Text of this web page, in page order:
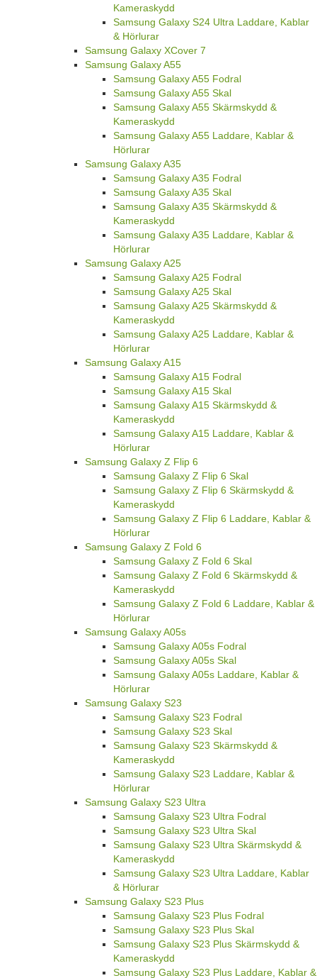
Kameraskydd
Samsung Galaxy S24 Ultra Laddare, Kablar
& Hörlurar
Samsung Galaxy XCover 7
Samsung Galaxy A55
Samsung Galaxy A55 Fodral
Samsung Galaxy A55 Skal
Samsung Galaxy A55 Skärmskydd &
Kameraskydd
Samsung Galaxy A55 Laddare, Kablar &
Hörlurar
Samsung Galaxy A35
Samsung Galaxy A35 Fodral
Samsung Galaxy A35 Skal
Samsung Galaxy A35 Skärmskydd &
Kameraskydd
Samsung Galaxy A35 Laddare, Kablar &
Hörlurar
Samsung Galaxy A25
Samsung Galaxy A25 Fodral
Samsung Galaxy A25 Skal
Samsung Galaxy A25 Skärmskydd &
Kameraskydd
Samsung Galaxy A25 Laddare, Kablar &
Hörlurar
Samsung Galaxy A15
Samsung Galaxy A15 Fodral
Samsung Galaxy A15 Skal
Samsung Galaxy A15 Skärmskydd &
Kameraskydd
Samsung Galaxy A15 Laddare, Kablar &
Hörlurar
Samsung Galaxy Z Flip 6
Samsung Galaxy Z Flip 6 Skal
Samsung Galaxy Z Flip 6 Skärmskydd &
Kameraskydd
Samsung Galaxy Z Flip 6 Laddare, Kablar &
Hörlurar
Samsung Galaxy Z Fold 6
Samsung Galaxy Z Fold 6 Skal
Samsung Galaxy Z Fold 6 Skärmskydd &
Kameraskydd
Samsung Galaxy Z Fold 6 Laddare, Kablar &
Hörlurar
Samsung Galaxy A05s
Samsung Galaxy A05s Fodral
Samsung Galaxy A05s Skal
Samsung Galaxy A05s Laddare, Kablar &
Hörlurar
Samsung Galaxy S23
Samsung Galaxy S23 Fodral
Samsung Galaxy S23 Skal
Samsung Galaxy S23 Skärmskydd &
Kameraskydd
Samsung Galaxy S23 Laddare, Kablar &
Hörlurar
Samsung Galaxy S23 Ultra
Samsung Galaxy S23 Ultra Fodral
Samsung Galaxy S23 Ultra Skal
Samsung Galaxy S23 Ultra Skärmskydd &
Kameraskydd
Samsung Galaxy S23 Ultra Laddare, Kablar
& Hörlurar
Samsung Galaxy S23 Plus
Samsung Galaxy S23 Plus Fodral
Samsung Galaxy S23 Plus Skal
Samsung Galaxy S23 Plus Skärmskydd &
Kameraskydd
Samsung Galaxy S23 Plus Laddare, Kablar &